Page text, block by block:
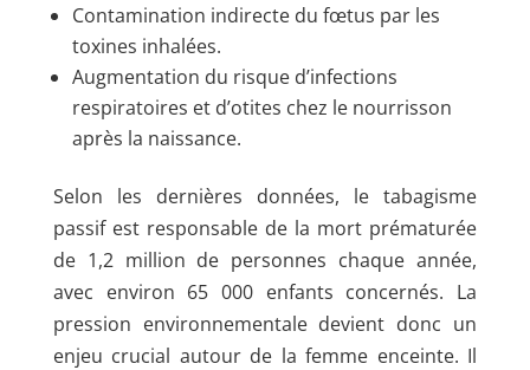
Contamination indirecte du fœtus par les
toxines inhalées.
Augmentation du risque d’infections
respiratoires et d’otites chez le nourrisson
après la naissance.
Selon les dernières données, le tabagisme
passif est responsable de la mort prématurée
de 1,2 million de personnes chaque année,
avec environ 65 000 enfants concernés. La
pression environnementale devient donc un
enjeu crucial autour de la femme enceinte. Il